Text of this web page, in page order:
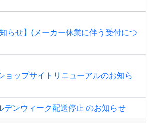
らせ】(メーカー休業に伴う受付につ
ョップサイトリニューアルのお知ら
デンウィーク配送停止 のお知らせ